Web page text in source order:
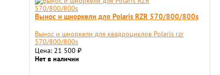
Вынос и шноркели для Polaris RZR 570/800/800s
Вынос и шноркели для квадроциклов Polaris rzr
570/800/800s
Цена: 21 500 ₽
Нет в наличии